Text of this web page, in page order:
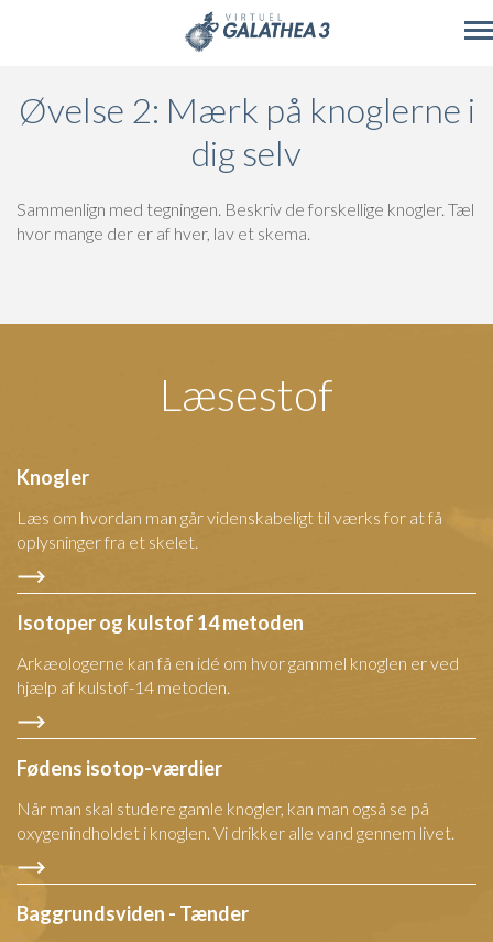
Øvelse 2: Mærk på knoglerne i
dig selv
Sammenlign med tegningen. Beskriv de forskellige knogler. Tæl
hvor mange der er af hver, lav et skema.
Læsestof
Knogler
Læs om hvordan man går videnskabeligt til værks for at få
oplysninger fra et skelet.
Isotoper og kulstof 14 metoden
Arkæologerne kan få en idé om hvor gammel knoglen er ved
hjælp af kulstof-14 metoden.
Fødens isotop-værdier
Når man skal studere gamle knogler, kan man også se på
oxygenindholdet i knoglen. Vi drikker alle vand gennem livet.
Baggrundsviden - Tænder